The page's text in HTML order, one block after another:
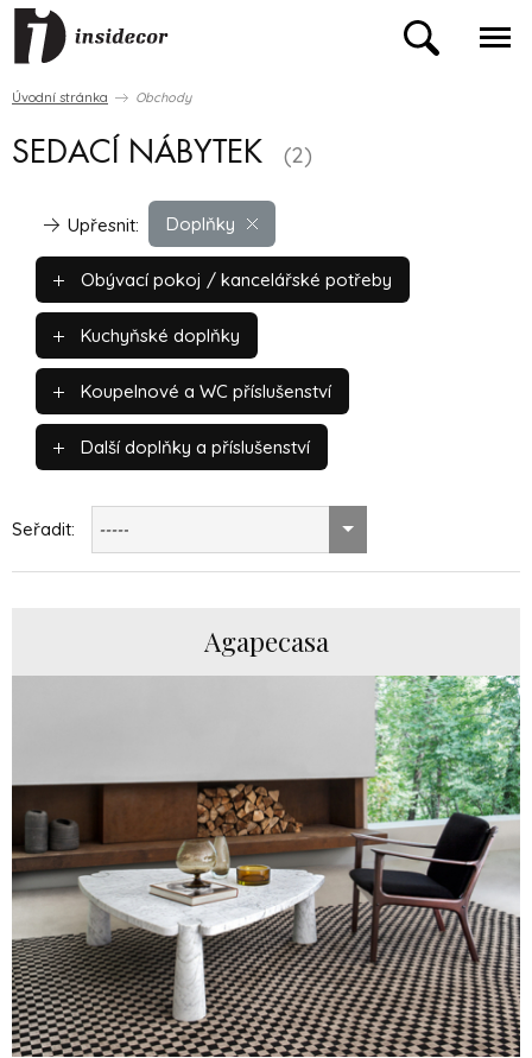
Úvodní stránka Obchody
SEDACÍ NÁBYTEK (2)
Doplňky
Upřesnit:
Obývací pokoj / kancelářské potřeby
Kuchyňské doplňky
Koupelnové a WC příslušenství
Další doplňky a příslušenství
Seřadit: -----
Agapecasa